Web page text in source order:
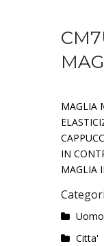
MAGLIA
IN
MAGLIA
Uomo
Citta'